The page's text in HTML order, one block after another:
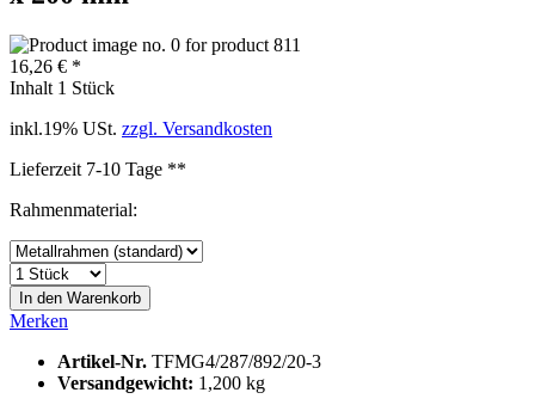
16,26 € *
Inhalt 1 Stück
inkl.19% USt. zzgl. Versandkosten
Lieferzeit 7-10 Tage **
Rahmenmaterial:
In den Warenkorb
Merken
Artikel-Nr. TFMG4/287/892/20-3
Versandgewicht: 1,200 kg